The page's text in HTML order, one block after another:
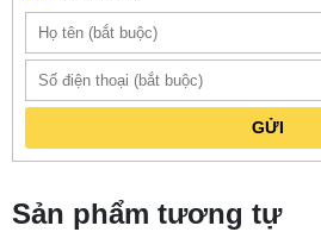
GỬI
Sản phẩm tương tự